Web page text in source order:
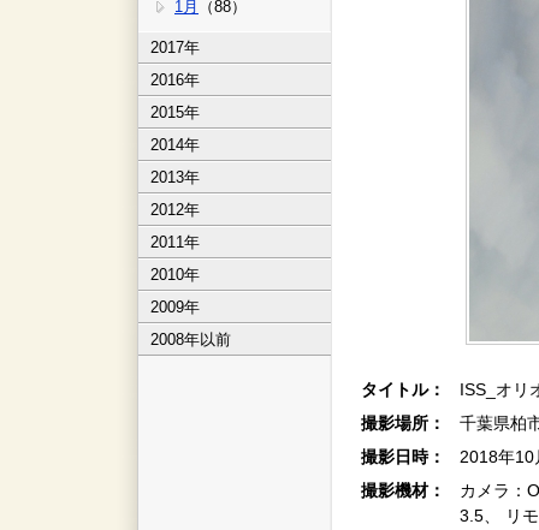
1月
（88）
2017年
2016年
2015年
2014年
2013年
2012年
2011年
2010年
2009年
2008年以前
タイトル：
ISS_オリ
撮影場所：
千葉県柏
撮影日時：
2018年
撮影機材：
カメラ：
3.5、 リ